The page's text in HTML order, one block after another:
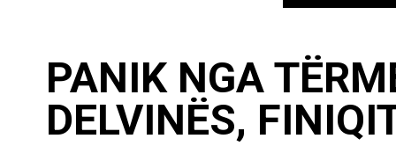
PANIK NGA
DELVINËS,